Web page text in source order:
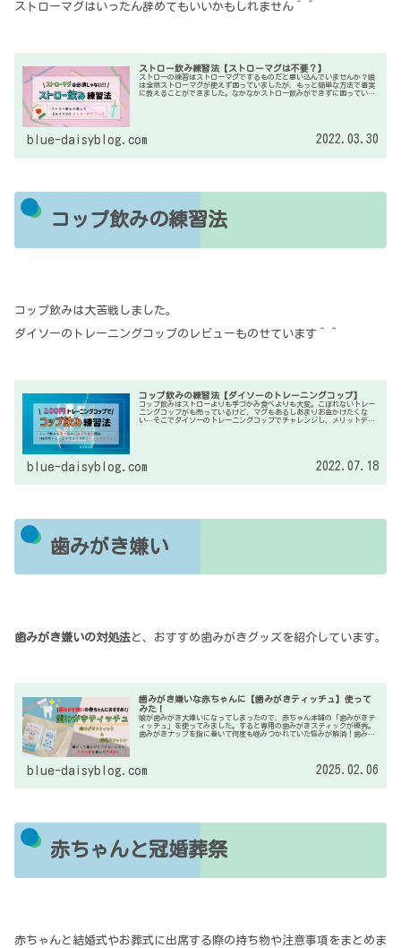
ストローマグはいったん辞めてもいいかもしれません＾＾
ストロー飲み練習法【ストローマグは不要？】
ストローの練習はストローマグでするものだと思い込んでいませんか？娘
は全然ストローマグが使えず困っていましたが、もっと簡単な方法で着実
に教えることができました。なかなかストロー飲みができずに困っている
blue-daisyblog.com 2022.03.30
コップ飲みの練習法
コップ飲みは大苦戦しました。
ダイソーのトレーニングコップのレビューものせています＾＾
コップ飲みの練習法【ダイソーのトレーニングコップ】
コップ飲みはストローよりも手づかみ食べよりも大変。こぼれないトレー
ニングコップがも売っているけど、マグもあるしあまりお金かけたくな
い…そこでダイソーのトレーニングコップでチャレンジし、メリットデメ
blue-daisyblog.com 2022.07.18
歯みがき嫌い
歯みがき嫌いの対処法と、おすすめ歯みがきグッズを紹介しています。
歯みがき嫌いな赤ちゃんに【歯みがきティッチュ】使って
みた！
娘が歯みがき大嫌いになってしまったので、赤ちゃん本舗の「歯みがきテ
ィッチュ」を使ってみました。すると専用の歯みがきスティックが優秀。
歯みがきナップを指に巻いて何度も噛みつかれていた悩みが解消！歯みが
blue-daisyblog.com 2025.02.06
赤ちゃんと冠婚葬祭
赤ちゃんと結婚式やお葬式に出席する際の持ち物や注意事項をまとめま